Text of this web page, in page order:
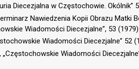
Diecezjalna w Częstochowie. Okólnik”
Nawiedzenia Kopii Obrazu Matki
Wiadomości Diecezjalne”, 53
Wiadomości Diecezjalne” 52
„Częstochowskie Wiadomości